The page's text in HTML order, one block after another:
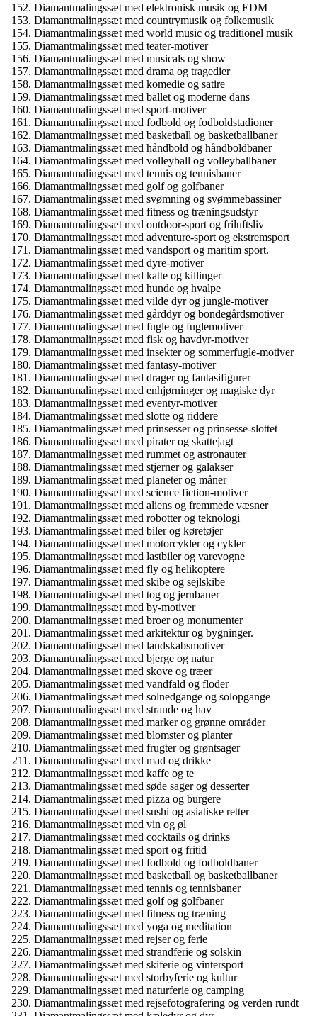
Diamantmalingssæt med elektronisk musik og EDM
Diamantmalingssæt med countrymusik og folkemusik
Diamantmalingssæt med world music og traditionel musik
Diamantmalingssæt med teater-motiver
Diamantmalingssæt med musicals og show
Diamantmalingssæt med drama og tragedier
Diamantmalingssæt med komedie og satire
Diamantmalingssæt med ballet og moderne dans
Diamantmalingssæt med sport-motiver
Diamantmalingssæt med fodbold og fodboldstadioner
Diamantmalingssæt med basketball og basketballbaner
Diamantmalingssæt med håndbold og håndboldbaner
Diamantmalingssæt med volleyball og volleyballbaner
Diamantmalingssæt med tennis og tennisbaner
Diamantmalingssæt med golf og golfbaner
Diamantmalingssæt med svømning og svømmebassiner
Diamantmalingssæt med fitness og træningsudstyr
Diamantmalingssæt med outdoor-sport og friluftsliv
Diamantmalingssæt med adventure-sport og ekstremsport
Diamantmalingssæt med vandsport og maritim sport.
Diamantmalingssæt med dyre-motiver
Diamantmalingssæt med katte og killinger
Diamantmalingssæt med hunde og hvalpe
Diamantmalingssæt med vilde dyr og jungle-motiver
Diamantmalingssæt med gårddyr og bondegårdsmotiver
Diamantmalingssæt med fugle og fuglemotiver
Diamantmalingssæt med fisk og havdyr-motiver
Diamantmalingssæt med insekter og sommerfugle-motiver
Diamantmalingssæt med fantasy-motiver
Diamantmalingssæt med drager og fantasifigurer
Diamantmalingssæt med enhjørninger og magiske dyr
Diamantmalingssæt med eventyr-motiver
Diamantmalingssæt med slotte og riddere
Diamantmalingssæt med prinsesser og prinsesse-slottet
Diamantmalingssæt med pirater og skattejagt
Diamantmalingssæt med rummet og astronauter
Diamantmalingssæt med stjerner og galakser
Diamantmalingssæt med planeter og måner
Diamantmalingssæt med science fiction-motiver
Diamantmalingssæt med aliens og fremmede væsner
Diamantmalingssæt med robotter og teknologi
Diamantmalingssæt med biler og køretøjer
Diamantmalingssæt med motorcykler og cykler
Diamantmalingssæt med lastbiler og varevogne
Diamantmalingssæt med fly og helikoptere
Diamantmalingssæt med skibe og sejlskibe
Diamantmalingssæt med tog og jernbaner
Diamantmalingssæt med by-motiver
Diamantmalingssæt med broer og monumenter
Diamantmalingssæt med arkitektur og bygninger.
Diamantmalingssæt med landskabsmotiver
Diamantmalingssæt med bjerge og natur
Diamantmalingssæt med skove og træer
Diamantmalingssæt med vandfald og floder
Diamantmalingssæt med solnedgange og solopgange
Diamantmalingssæt med strande og hav
Diamantmalingssæt med marker og grønne områder
Diamantmalingssæt med blomster og planter
Diamantmalingssæt med frugter og grøntsager
Diamantmalingssæt med mad og drikke
Diamantmalingssæt med kaffe og te
Diamantmalingssæt med søde sager og desserter
Diamantmalingssæt med pizza og burgere
Diamantmalingssæt med sushi og asiatiske retter
Diamantmalingssæt med vin og øl
Diamantmalingssæt med cocktails og drinks
Diamantmalingssæt med sport og fritid
Diamantmalingssæt med fodbold og fodboldbaner
Diamantmalingssæt med basketball og basketballbaner
Diamantmalingssæt med tennis og tennisbaner
Diamantmalingssæt med golf og golfbaner
Diamantmalingssæt med fitness og træning
Diamantmalingssæt med yoga og meditation
Diamantmalingssæt med rejser og ferie
Diamantmalingssæt med strandferie og solskin
Diamantmalingssæt med skiferie og vintersport
Diamantmalingssæt med storbyferie og kultur
Diamantmalingssæt med naturferie og camping
Diamantmalingssæt med rejsefotografering og verden rundt